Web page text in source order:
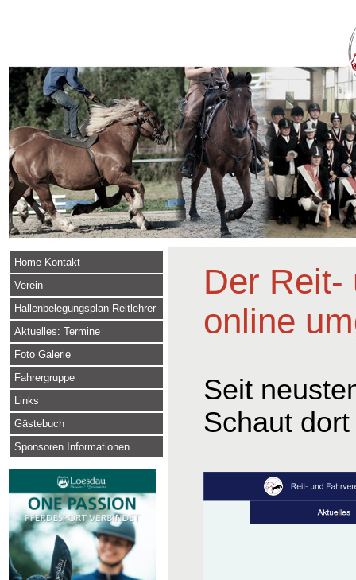
Home Kontakt
Verein
Hallenbelegungsplan Reitlehrer
Aktuelles: Termine
Foto Galerie
Fahrergruppe
Links
Gästebuch
Sponsoren Informationen
Der Reit-
online
Seit
Schaut